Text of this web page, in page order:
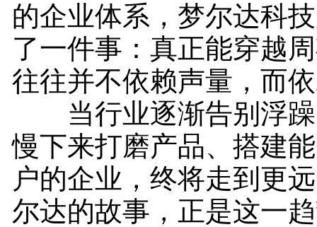
的企业体系，梦尔达科
了一件事：真正能穿越
往往并不依赖声量，而
当行业逐渐告别浮躁
慢下来打磨产品、搭建
户的企业，终将走到更
尔达的故事，正是这一